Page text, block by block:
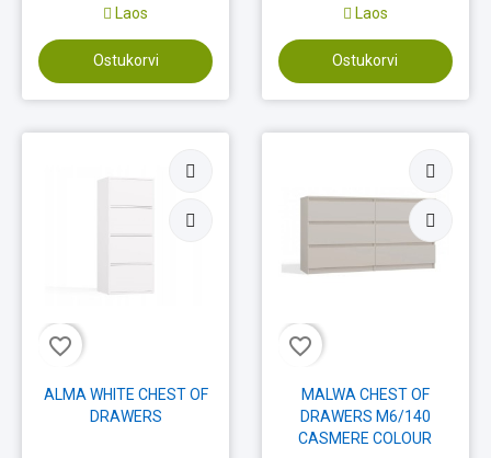
Laos
Ostukorvi
Laos
Ostukorvi
favorite_border
ALMA WHITE CHEST OF
DRAWERS
favorite_border
MALWA CHEST OF
DRAWERS M6/140
CASMERE COLOUR